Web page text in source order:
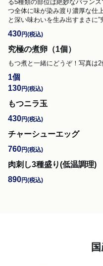
る5種類の部位は絶妙なバラン
つ全体に味が染み渡り濃厚な仕
と深い味わいを生み出すまさに”
430円(税込)
究極の煮卵（1個）
もつ煮と一緒にどうぞ！写真は
1個
130円(税込)
もつニラ玉
430円(税込)
チャーシューエッグ
760円(税込)
肉刺し3種盛り(低温調理)
890円(税込)